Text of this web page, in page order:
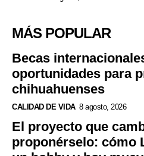
MÁS POPULAR
Becas
oportunidades para
chihuahuenses
CALIDAD DE VIDA 8 agosto, 2026
El proyecto que
proponérselo: cómo